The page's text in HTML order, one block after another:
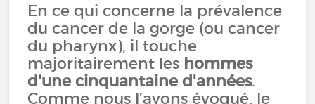
En ce qui concerne la prévalence
du cancer de la gorge (ou cancer
du pharynx), il touche
majoritairement les hommes
d'une cinquantaine d'années.
Comme nous l’avons évoqué, le